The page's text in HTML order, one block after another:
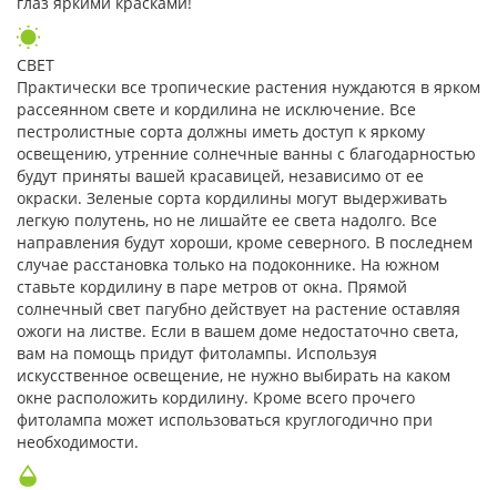
СВЕТ
Практически все тропические растения нуждаются в ярком
рассеянном свете и кордилина не исключение. Все
пестролистные сорта должны иметь доступ к яркому
освещению, утренние солнечные ванны с благодарностью
будут приняты вашей красавицей, независимо от ее
окраски. Зеленые сорта кордилины могут выдерживать
легкую полутень, но не лишайте ее света надолго. Все
направления будут хороши, кроме северного. В последнем
случае расстановка только на подоконнике. На южном
ставьте кордилину в паре метров от окна. Прямой
солнечный свет пагубно действует на растение оставляя
ожоги на листве. Если в вашем доме недостаточно света,
вам на помощь придут фитолампы. Используя
искусственное освещение, не нужно выбирать на каком
окне расположить кордилину. Кроме всего прочего
фитолампа может использоваться круглогодично при
необходимости.